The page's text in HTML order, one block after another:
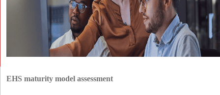
EHS maturity model assessment